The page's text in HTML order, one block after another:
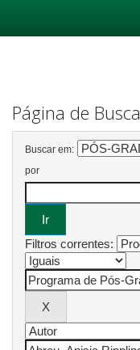
Página de Busca
Buscar em:
por
Filtros correntes: